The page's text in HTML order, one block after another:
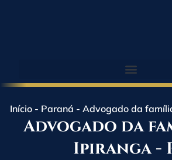
Início- Paraná - Advogado da
Advogado da
Ipiranga -